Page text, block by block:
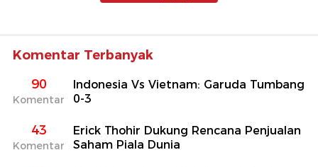
Komentar Terbanyak
90
Komentar
Indonesia Vs Vietnam: Garuda Tumbang
0-3
43
Komentar
Erick Thohir Dukung Rencana Penjualan
Saham Piala Dunia